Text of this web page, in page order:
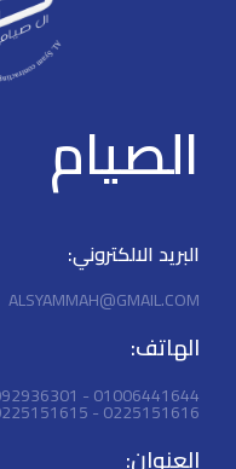
الصيام
البريد الالكتروني:
ALSYAMMAH@GMAIL.COM
الهاتف:
01006441644 - 01092936301
0225151616 - 0225151615
العنوان: